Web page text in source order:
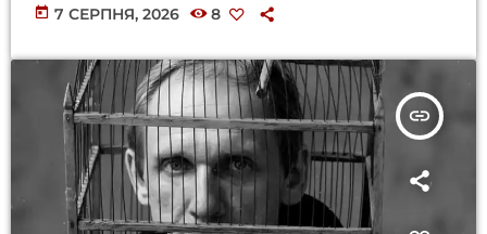
today 7 СЕРПНЯ, 2026 8
insert_link